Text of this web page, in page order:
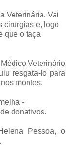
Veterinária. Vai
cirurgias e, logo
que o faça
Veterinário
resgata-lo para
montes.
-
donativos.
Pessoa, o